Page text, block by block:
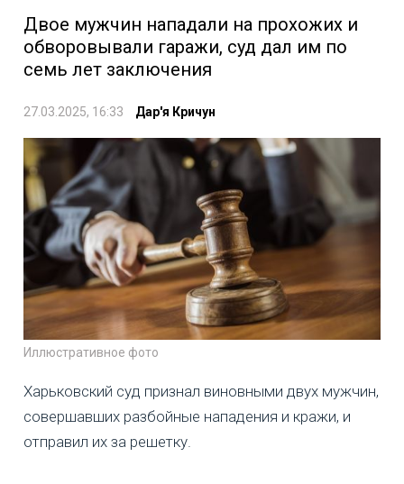
Двое мужчин нападали на прохожих и
обворовывали гаражи, суд дал им по
семь лет заключения
27.03.2025, 16:33 Дар'я Кричун
Иллюстративное фото
Харьковский суд признал виновными двух мужчин,
совершавших разбойные нападения и кражи, и
отправил их за решетку.